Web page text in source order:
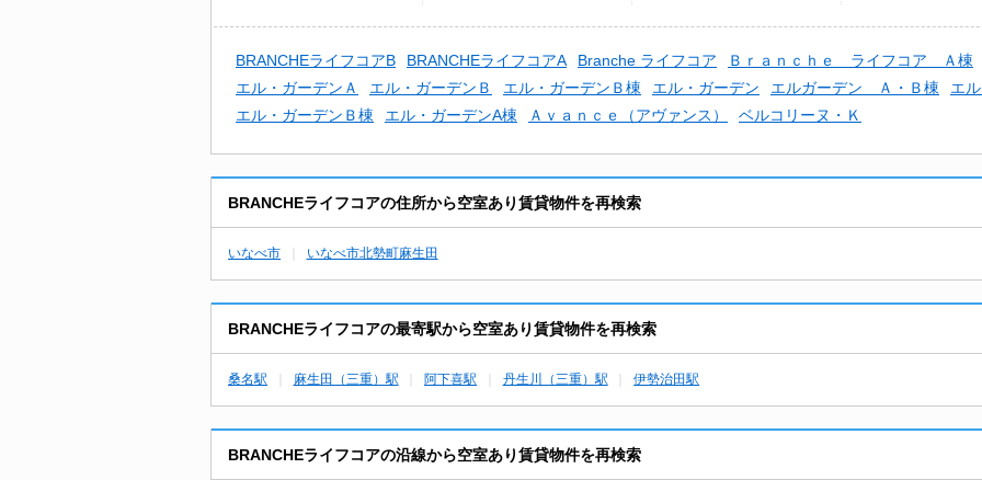
BRANCHEライフコアB BRANCHEライフコアA Branche ライフコア Ｂｒａｎｃｈｅ ライフコア Ａ棟
エル・ガーデンＡ
エル・ガーデンＢ エル・ガーデンＢ棟 エル・ガーデン エルガーデン Ａ・Ｂ棟
エ
エル・ガーデンＢ棟
エル・ガーデンA棟 Ａｖａｎｃｅ（アヴァンス） ベルコリーヌ・Ｋ
BRANCHEライフコアの住所から空室あり賃貸物件を再検索
いなべ市 いなべ市北勢町麻生田
BRANCHEライフコアの最寄駅から空室あり賃貸物件を再検索
桑名駅 麻生田（三重）駅 阿下喜駅 丹生川（三重）駅 伊勢治田駅
BRANCHEライフコアの沿線から空室あり賃貸物件を再検索